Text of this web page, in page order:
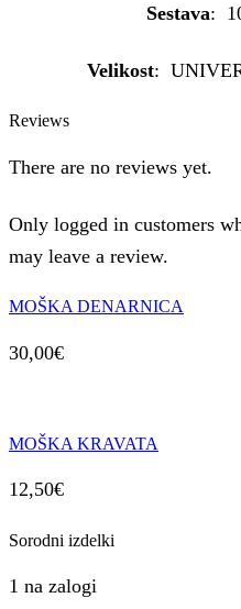
Sestava:
Velikost:
Reviews
There are no reviews yet.
Only logged in customers
may leave a review.
MOŠKA DENARNICA
30,00€
MOŠKA KRAVATA
12,50€
Sorodni izdelki
1 na zalogi